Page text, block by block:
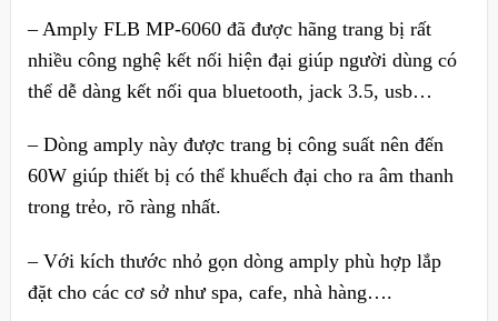
– Amply FLB MP-6060 đã được hãng trang bị rất
nhiều công nghệ kết nối hiện đại giúp người dùng có
thể dễ dàng kết nối qua bluetooth, jack 3.5, usb…
– Dòng amply này được trang bị công suất nên đến
60W giúp thiết bị có thể khuếch đại cho ra âm thanh
trong trẻo, rõ ràng nhất.
– Với kích thước nhỏ gọn dòng amply phù hợp lắp
đặt cho các cơ sở như spa, cafe, nhà hàng….